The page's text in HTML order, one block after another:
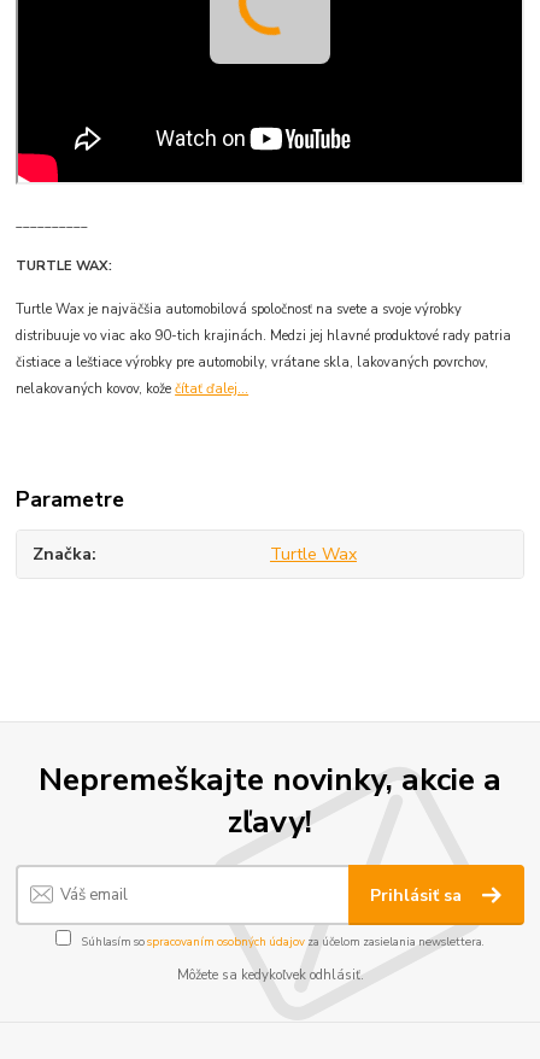
__________
TURTLE WAX:
Turtle Wax je najväčšia automobilová spoločnosť na svete a svoje výrobky
distribuuje vo viac ako 90-tich krajinách. Medzi jej hlavné produktové rady patria
čistiace a leštiace výrobky pre automobily, vrátane skla, lakovaných povrchov,
nelakovaných kovov, kožečítať ďalej...
Parametre
Značka Turtle Wax
Nepremeškajte novinky, akcie a
zľavy!
Prihlásiť sa
Súhlasím sospracovaním osobných údajov za účelom zasielania newslettera.
Môžete sa kedykoľvek odhlásiť.